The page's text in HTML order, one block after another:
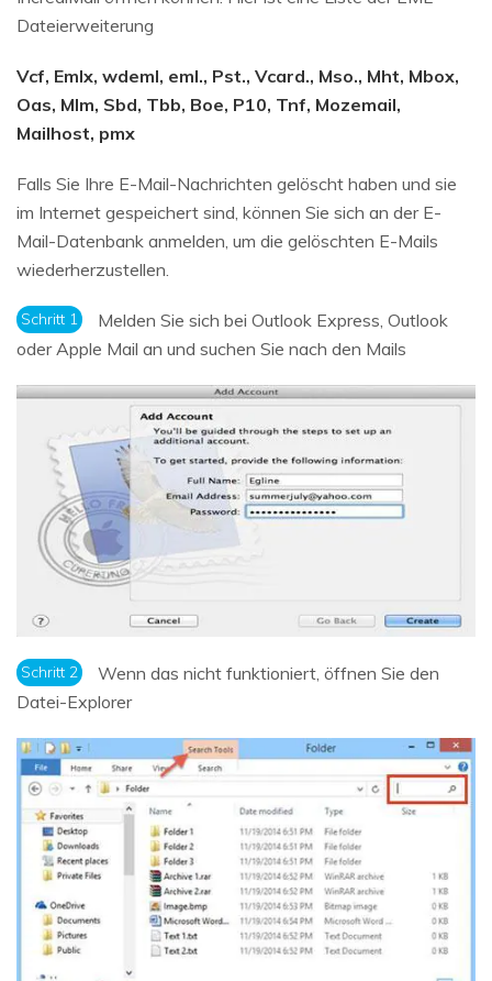
Dateierweiterung
Vcf, Emlx, wdeml, eml., Pst., Vcard., Mso., Mht, Mbox,
Oas, Mlm, Sbd, Tbb, Boe, P10, Tnf, Mozemail,
Mailhost, pmx
Falls Sie Ihre E-Mail-Nachrichten gelöscht haben und sie
im Internet gespeichert sind, können Sie sich an der E-
Mail-Datenbank anmelden, um die gelöschten E-Mails
wiederherzustellen.
Schritt 1
Melden Sie sich bei Outlook Express, Outlook
oder Apple Mail an und suchen Sie nach den Mails
Schritt 2
Wenn das nicht funktioniert, öffnen Sie den
Datei-Explorer